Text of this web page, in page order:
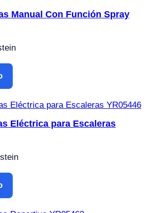
Manual Con Función Spray
Eléctrica para Escaleras